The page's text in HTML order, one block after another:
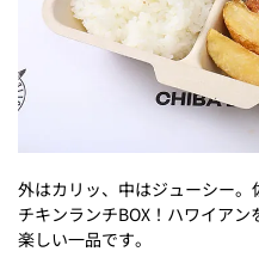
外はカリッ、中はジューシー
チキンランチBOX！ハワイア
楽しい一品です。